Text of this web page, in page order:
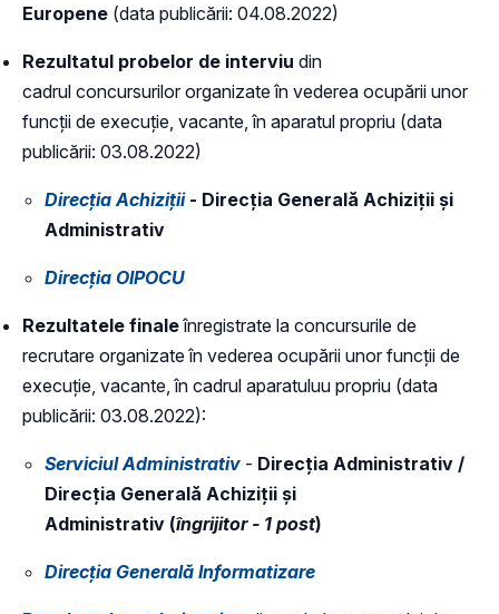
Europene (data publicării: 04.08.2022)
Rezultatul probelor de interviu din
cadrul concursurilor organizate în vederea ocupării unor
funcții de execuție, vacante, în aparatul propriu (data
publicării: 03.08.2022)
Direcția Achiziții - Direcția Generală Achiziții și
Administrativ
Direcția OIPOCU
Rezultatele finaleînregistrate la concursurile de
recrutare organizate în vederea ocupării unor funcții de
execuție, vacante, în cadrul aparatuluu propriu (data
publicării: 03.08.2022):
Serviciul Administrativ - Direcția Administrativ /
Direcția Generală Achiziții și
Administrativ (îngrijitor - 1 post)
Direcția Generală Informatizare